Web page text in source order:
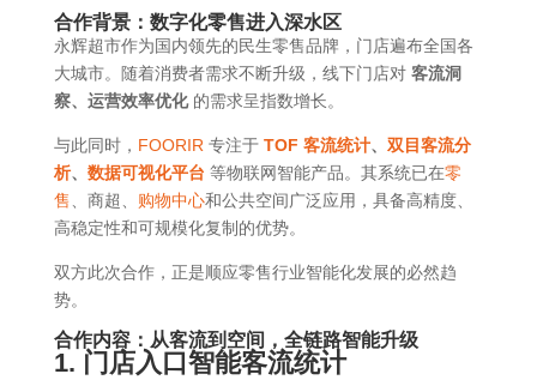
合作背景：数字化零售进入深水区
永辉超市作为国内领先的民生零售品牌，门店遍布全国各
大城市。随着消费者需求不断升级，线下门店对 客流洞
察、运营效率优化的需求呈指数增长。
与此同时， FOORIR 专注于 TOF 客流统计、 双目客流分
析、 数据可视化平台 等物联网智能产品。其系统已在零
售、商超、 购物中心和公共空间广泛应用，具备高精度、
高稳定性和可规模化复制的优势。
双方此次合作，正是顺应零售行业智能化发展的必然趋
势。
合作内容：从客流到空间，全链路智能升级
1. 门店入口智能客流统计